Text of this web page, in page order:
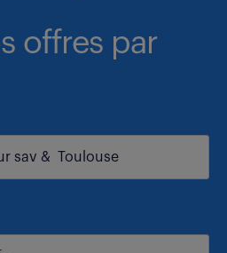
offres par